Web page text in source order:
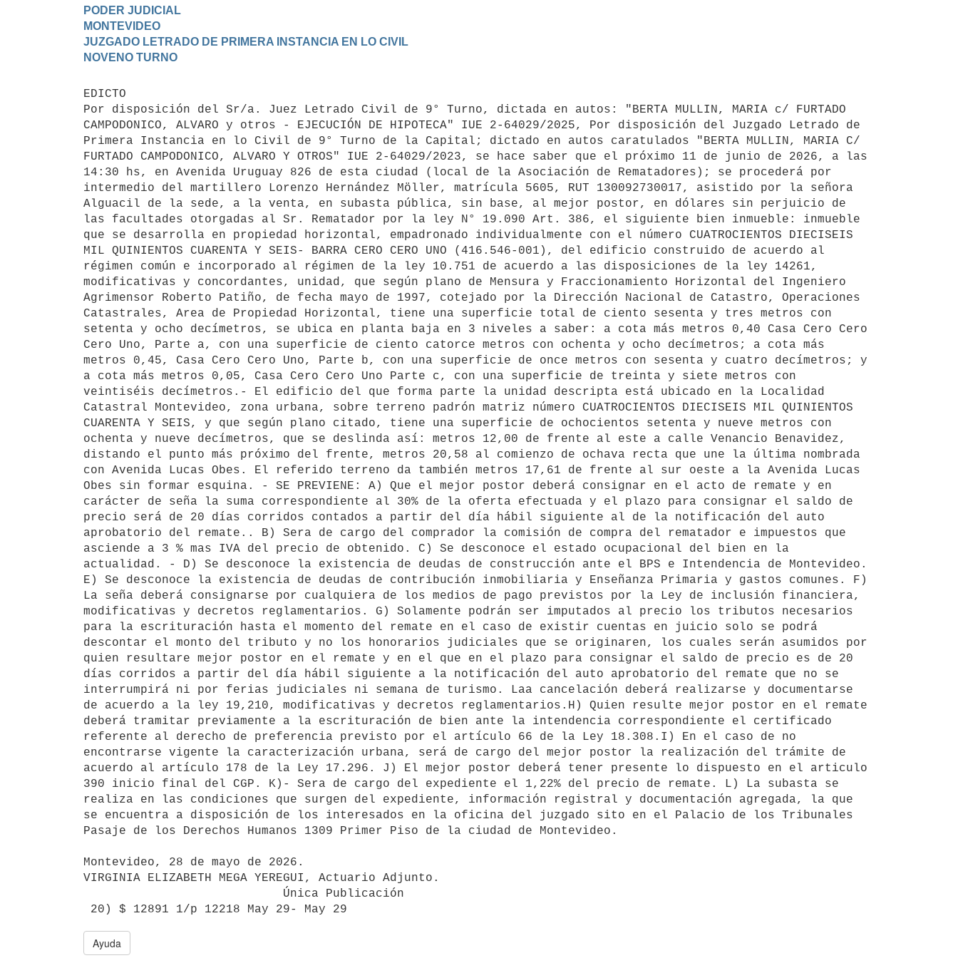
PODER JUDICIAL
MONTEVIDEO
JUZGADO LETRADO DE PRIMERA INSTANCIA EN LO CIVIL
EDICTO
Por disposición del Sr/a. Juez Letrado Civil de 9° Turno, dictada en autos: "BERTA MULLIN, MARIA c/ FURTADO
CAMPODONICO, ALVARO y otros - EJECUCIÓN DE HIPOTECA" IUE 2-64029/2025, Por disposición del Juzgado Letrado de
Primera Instancia en lo Civil de 9° Turno de la Capital; dictado en autos caratulados "BERTA MULLIN, MARIA C/
FURTADO CAMPODONICO, ALVARO Y OTROS" IUE 2-64029/2023, se hace saber que el próximo 11 de junio de 2026, a las
14:30 hs, en Avenida Uruguay 826 de esta ciudad (local de la Asociación de Rematadores); se procederá por
intermedio del martillero Lorenzo Hernández Möller, matrícula 5605, RUT 130092730017, asistido por la señora
Alguacil de la sede, a la venta, en subasta pública, sin base, al mejor postor, en dólares sin perjuicio de
las facultades otorgadas al Sr. Rematador por la ley N° 19.090 Art. 386, el siguiente bien inmueble: inmueble
que se desarrolla en propiedad horizontal, empadronado individualmente con el número CUATROCIENTOS DIECISEIS
MIL QUINIENTOS CUARENTA Y SEIS- BARRA CERO CERO UNO (416.546-001), del edificio construido de acuerdo al
régimen común e incorporado al régimen de la ley 10.751 de acuerdo a las disposiciones de la ley 14261,
modificativas y concordantes, unidad, que según plano de Mensura y Fraccionamiento Horizontal del Ingeniero
Agrimensor Roberto Patiño, de fecha mayo de 1997, cotejado por la Dirección Nacional de Catastro, Operaciones
Catastrales, Area de Propiedad Horizontal, tiene una superficie total de ciento sesenta y tres metros con
setenta y ocho decímetros, se ubica en planta baja en 3 niveles a saber: a cota más metros 0,40 Casa Cero Cero
Cero Uno, Parte a, con una superficie de ciento catorce metros con ochenta y ocho decímetros; a cota más
metros 0,45, Casa Cero Cero Uno, Parte b, con una superficie de once metros con sesenta y cuatro decímetros; y
a cota más metros 0,05, Casa Cero Cero Uno Parte c, con una superficie de treinta y siete metros con
veintiséis decímetros.- El edificio del que forma parte la unidad descripta está ubicado en la Localidad
Catastral Montevideo, zona urbana, sobre terreno padrón matriz número CUATROCIENTOS DIECISEIS MIL QUINIENTOS
CUARENTA Y SEIS, y que según plano citado, tiene una superficie de ochocientos setenta y nueve metros con
ochenta y nueve decímetros, que se deslinda así: metros 12,00 de frente al este a calle Venancio Benavidez,
distando el punto más próximo del frente, metros 20,58 al comienzo de ochava recta que une la última nombrada
con Avenida Lucas Obes. El referido terreno da también metros 17,61 de frente al sur oeste a la Avenida Lucas
Obes sin formar esquina. - SE PREVIENE: A) Que el mejor postor deberá consignar en el acto de remate y en
carácter de seña la suma correspondiente al 30% de la oferta efectuada y el plazo para consignar el saldo de
precio será de 20 días corridos contados a partir del día hábil siguiente al de la notificación del auto
aprobatorio del remate.. B) Sera de cargo del comprador la comisión de compra del rematador e impuestos que
asciende a 3 % mas IVA del precio de obtenido. C) Se desconoce el estado ocupacional del bien en la
actualidad. - D) Se desconoce la existencia de deudas de construcción ante el BPS e Intendencia de Montevideo.
E) Se desconoce la existencia de deudas de contribución inmobiliaria y Enseñanza Primaria y gastos comunes. F)
La seña deberá consignarse por cualquiera de los medios de pago previstos por la Ley de inclusión financiera,
modificativas y decretos reglamentarios. G) Solamente podrán ser imputados al precio los tributos necesarios
para la escrituración hasta el momento del remate en el caso de existir cuentas en juicio solo se podrá
descontar el monto del tributo y no los honorarios judiciales que se originaren, los cuales serán asumidos por
quien resultare mejor postor en el remate y en el que en el plazo para consignar el saldo de precio es de 20
días corridos a partir del día hábil siguiente a la notificación del auto aprobatorio del remate que no se
interrumpirá ni por ferias judiciales ni semana de turismo. Laa cancelación deberá realizarse y documentarse
de acuerdo a la ley 19,210, modificativas y decretos reglamentarios.H) Quien resulte mejor postor en el remate
deberá tramitar previamente a la escrituración de bien ante la intendencia correspondiente el certificado
referente al derecho de preferencia previsto por el artículo 66 de la Ley 18.308.I) En el caso de no
encontrarse vigente la caracterización urbana, será de cargo del mejor postor la realización del trámite de
acuerdo al artículo 178 de la Ley 17.296. J) El mejor postor deberá tener presente lo dispuesto en el articulo
390 inicio final del CGP. K)- Sera de cargo del expediente el 1,22% del precio de remate. L) La subasta se
realiza en las condiciones que surgen del expediente, información registral y documentación agregada, la que
se encuentra a disposición de los interesados en la oficina del juzgado sito en el Palacio de los Tribunales
Pasaje de los Derechos Humanos 1309 Primer Piso de la ciudad de Montevideo.
Montevideo, 28 de mayo de 2026.
VIRGINIA ELIZABETH MEGA YEREGUI, Actuario Adjunto.
Ayuda